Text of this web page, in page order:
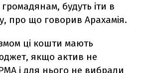
будуть іти в
про що говорив Арахамія.
ці кошти мають
якщо актив не
і для нього не вибрали